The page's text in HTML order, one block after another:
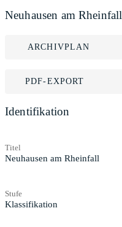
Neuhausen am Rheinfall
ARCHIVPLAN
PDF-EXPORT
Identifikation
Titel
Neuhausen am Rheinfall
Stufe
Klassifikation